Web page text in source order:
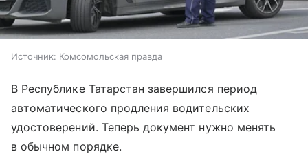
Источник: Комсомольская правда
В Республике Татарстан завершился период
автоматического продления водительских
удостоверений. Теперь документ нужно менять
в обычном порядке.